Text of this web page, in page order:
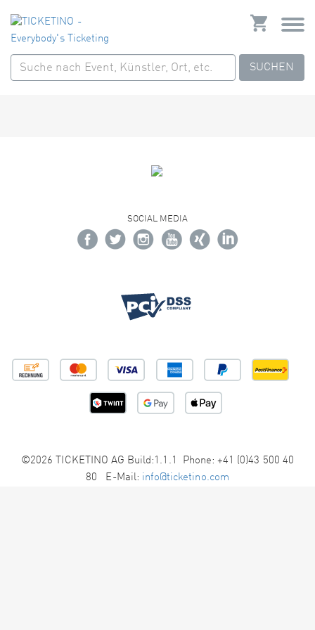
SUCHEN
SOCIAL MEDIA
©2026 TICKETINO AG Build:1.1.1 Phone: +41 (0)43 500 40
80 E-Mail: info@ticketino.com